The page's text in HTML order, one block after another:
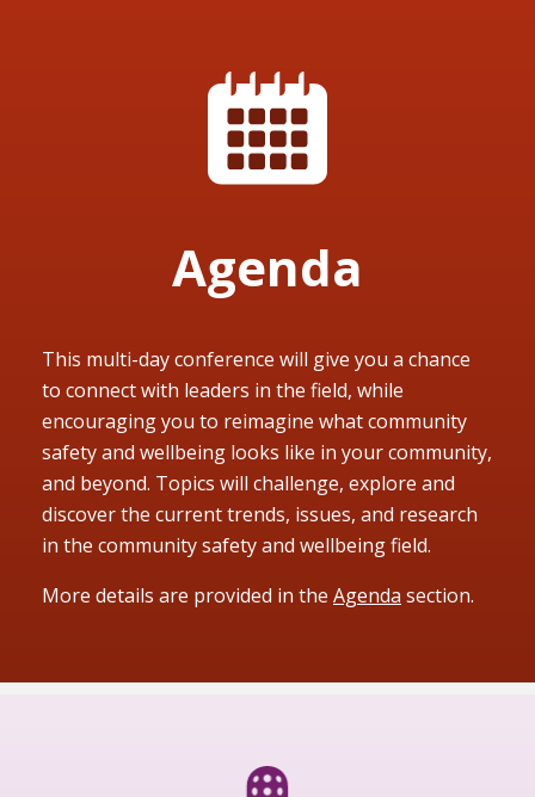
Agenda
This multi-day conference will give you a chance
to connect with leaders in the field, while
encouraging you to reimagine what community
safety and wellbeing looks like in your community,
and beyond. Topics will challenge, explore and
discover the current trends, issues, and research
in the community safety and wellbeing field.
More details are provided in the Agenda section.